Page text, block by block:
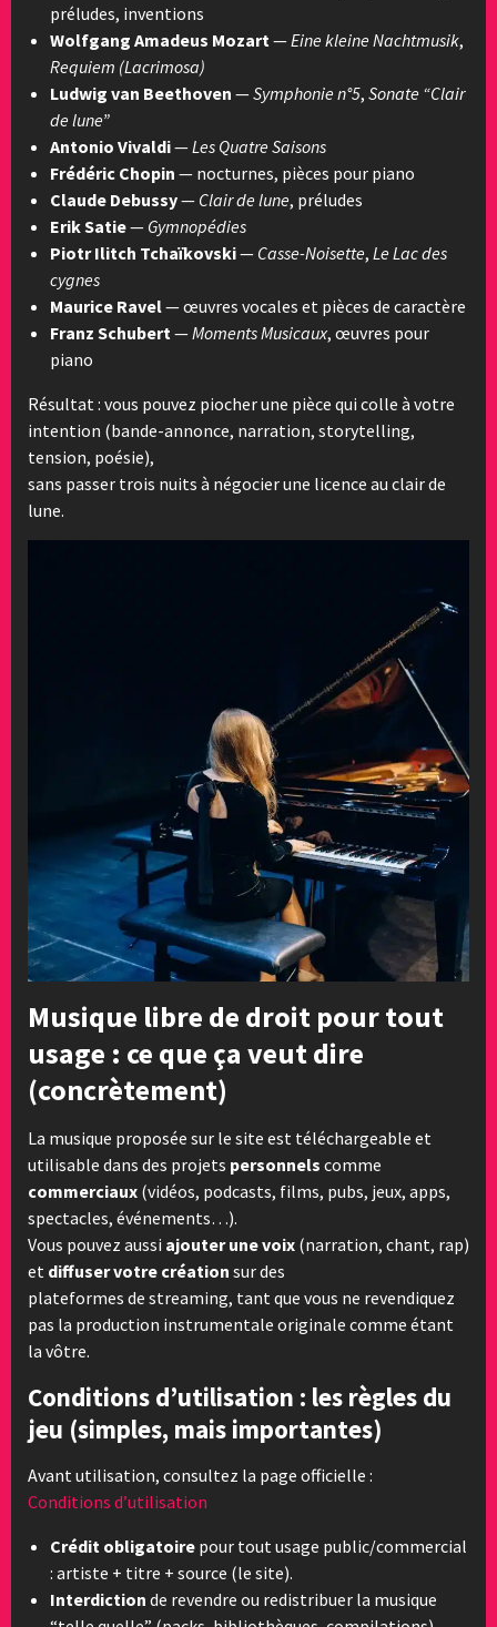
préludes, inventions
Wolfgang Amadeus Mozart —Eine kleine Nachtmusik,
Requiem (Lacrimosa)
Ludwig van Beethoven —Symphonie n°5, Sonate “Clair
de lune”
Antonio Vivaldi—Les Quatre Saisons
Frédéric Chopin — nocturnes, pièces pour piano
Claude Debussy— Clair de lune, préludes
Erik Satie— Gymnopédies
Piotr Ilitch Tchaïkovski— Casse-Noisette, Le Lac des
cygnes
Maurice Ravel— œuvres vocales et pièces de caractère
Franz Schubert —Moments Musicaux, œuvres pour
piano
Résultat : vous pouvez piocher une pièce qui colle à votre
intention (bande-annonce, narration, storytelling,
tension, poésie),
sans passer trois nuits à négocier une licence au clair de
lune.
Musique libre de droit pour tout
usage : ce que ça veut dire
(concrètement)
La musique proposée sur le site est téléchargeable et
utilisable dans des projets personnels comme
commerciaux (vidéos, podcasts, films, pubs, jeux, apps,
spectacles, événements…).
Vous pouvez aussi ajouter une voix (narration, chant, rap)
et diffuser votre création sur des
plateformes de streaming, tant que vous ne revendiquez
pas la production instrumentale originale comme étant
la vôtre.
Conditions d’utilisation : les règles du
jeu (simples, mais importantes)
Avant utilisation, consultez la page officielle :
Conditions d’utilisation
Crédit obligatoire pour tout usage public/commercial
: artiste + titre + source (le site).
Interdiction de revendre ou redistribuer la musique